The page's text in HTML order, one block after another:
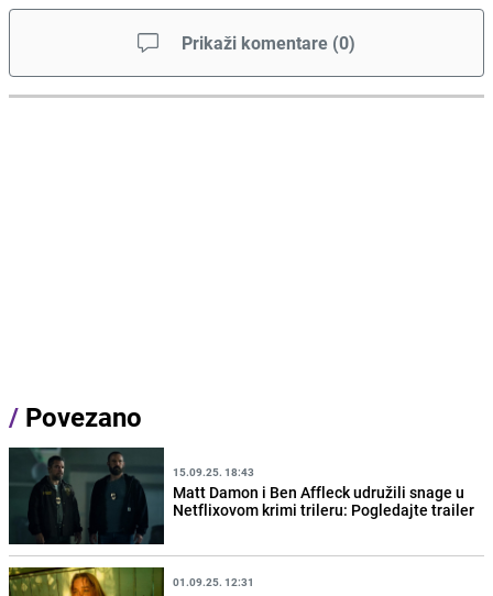
Prikaži komentare (0)
/ Povezano
15.09.25. 18:43
Matt Damon i Ben Affleck udružili snage u
Netflixovom krimi trileru: Pogledajte trailer
01.09.25. 12:31